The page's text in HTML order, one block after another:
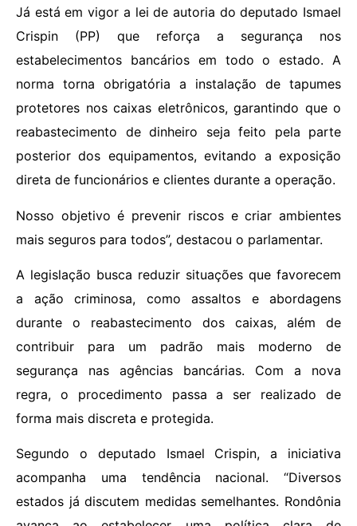
Já está em vigor a lei de autoria do deputado Ismael
Crispin (PP) que reforça a segurança nos
estabelecimentos bancários em todo o estado. A
norma torna obrigatória a instalação de tapumes
protetores nos caixas eletrônicos, garantindo que o
reabastecimento de dinheiro seja feito pela parte
posterior dos equipamentos, evitando a exposição
direta de funcionários e clientes durante a operação.
Nosso objetivo é prevenir riscos e criar ambientes
mais seguros para todos”, destacou o parlamentar.
A legislação busca reduzir situações que favorecem
a ação criminosa, como assaltos e abordagens
durante o reabastecimento dos caixas, além de
contribuir para um padrão mais moderno de
segurança nas agências bancárias. Com a nova
regra, o procedimento passa a ser realizado de
forma mais discreta e protegida.
Segundo o deputado Ismael Crispin, a iniciativa
acompanha uma tendência nacional. “Diversos
estados já discutem medidas semelhantes. Rondônia